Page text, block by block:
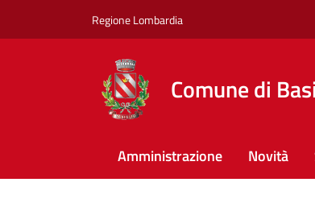
Regione Lombardia
Comune di
Amministrazione Novità